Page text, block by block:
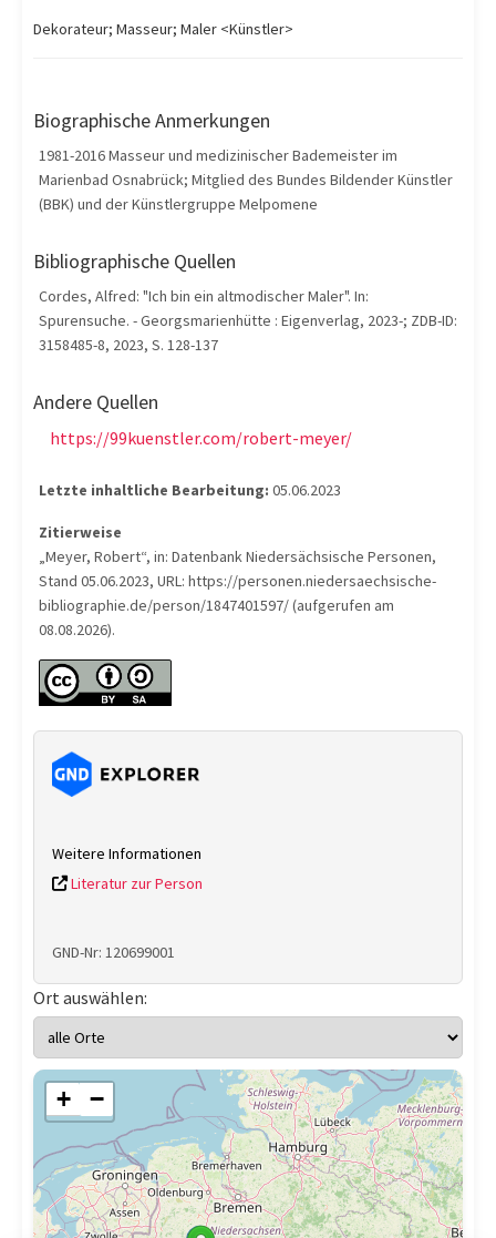
Dekorateur; Masseur; Maler <Künstler>
Biographische Anmerkungen
1981-2016 Masseur und medizinischer Bademeister im
Marienbad Osnabrück; Mitglied des Bundes Bildender Künstler
(BBK) und der Künstlergruppe Melpomene
Bibliographische Quellen
Cordes, Alfred: "Ich bin ein altmodischer Maler". In:
Spurensuche. - Georgsmarienhütte : Eigenverlag, 2023-; ZDB-ID:
3158485-8, 2023, S. 128-137
Andere Quellen
https://99kuenstler.com/robert-meyer/
Letzte inhaltliche Bearbeitung: 05.06.2023
Zitierweise
„Meyer, Robert“, in: Datenbank Niedersächsische Personen,
Stand 05.06.2023, URL: https://personen.niedersaechsische-
bibliographie.de/person/1847401597/ (aufgerufen am
08.08.2026).
Weitere Informationen
Literatur zur Person
GND-Nr: 120699001
Ort auswählen:
+ −